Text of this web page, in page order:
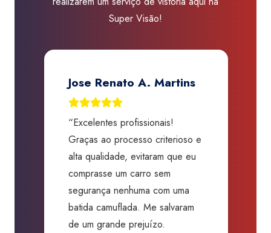
Super Visão!
Jose Renato A. Martins
“Excelentes profissionais!
Graças ao processo criterioso e
alta qualidade, evitaram que eu
comprasse um carro sem
segurança nenhuma com uma
batida camuflada. Me salvaram
de um grande prejuízo.